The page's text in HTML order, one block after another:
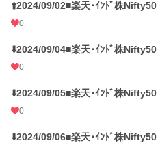
⬆️2024/09/02■楽天･ｲﾝﾄﾞ株Nifty50
0
⬇️2024/09/04■楽天･ｲﾝﾄﾞ株Nifty50
0
⬇️2024/09/05■楽天･ｲﾝﾄﾞ株Nifty50
0
⬇️2024/09/06■楽天･ｲﾝﾄﾞ株Nifty50